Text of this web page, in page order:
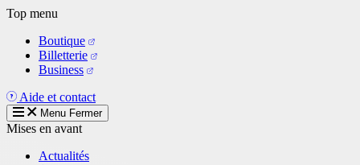
Aller
contenu
principal
Top menu
Boutique
Billetterie
Business
Aide et contact
Menu Fermer
Mises en avant
Actualités